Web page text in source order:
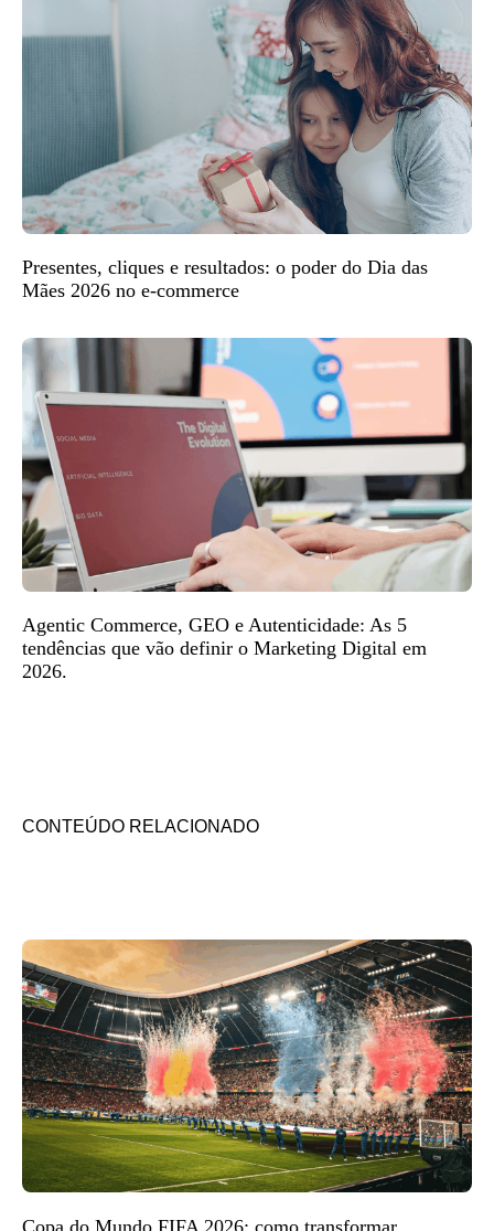
Presentes, cliques e resultados: o poder do Dia das
Mães 2026 no e-commerce
Agentic Commerce, GEO e Autenticidade: As 5
tendências que vão definir o Marketing Digital em
2026.
CONTEÚDO RELACIONADO
Copa do Mundo FIFA 2026: como transformar